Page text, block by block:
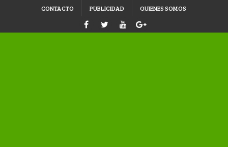
CONTACTO PUBLICIDAD QUIENES SOMOS